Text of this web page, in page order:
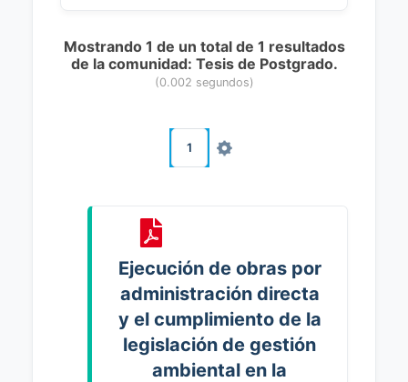
Mostrando 1 de un total de 1 resultados
de la comunidad: Tesis de Postgrado.
(0.002 segundos)
1
Ejecución de obras por
administración directa
y el cumplimiento de la
legislación de gestión
ambiental en la